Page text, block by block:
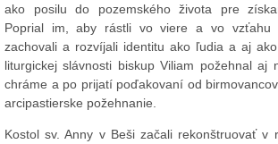
ako posilu do pozemského života pre
Poprial im, aby rástli vo viere a vo
zachovali a rozvíjali identitu ako ľudia a aj
liturgickej slávnosti biskup Viliam požehnal aj
chráme a po prijatí poďakovaní od
arcipastierske požehnanie.
Kostol sv. Anny v Beši začali rekonštruovať v